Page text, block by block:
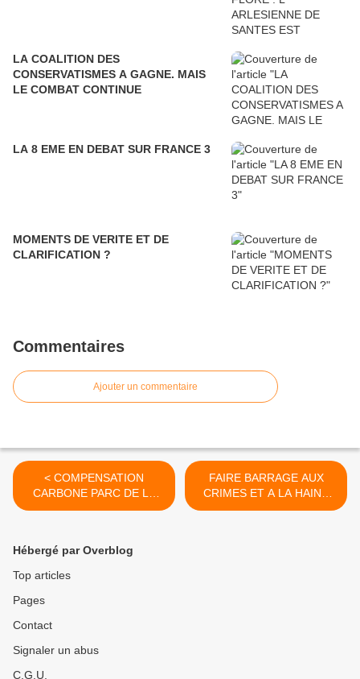
LA COALITION DES
CONSERVATISMES A GAGNE. MAIS
LE COMBAT CONTINUE
LA 8 EME EN DEBAT SUR FRANCE 3
MOMENTS DE VERITE ET DE
CLARIFICATION ?
Commentaires
Ajouter un commentaire
< COMPENSATION
CARBONE PARC DE LA
DEULE
FAIRE BARRAGE AUX
CRIMES ET A LA HAINE
RACISTES >
Hébergé par Overblog
Top articles
Pages
Contact
Signaler un abus
C.G.U.